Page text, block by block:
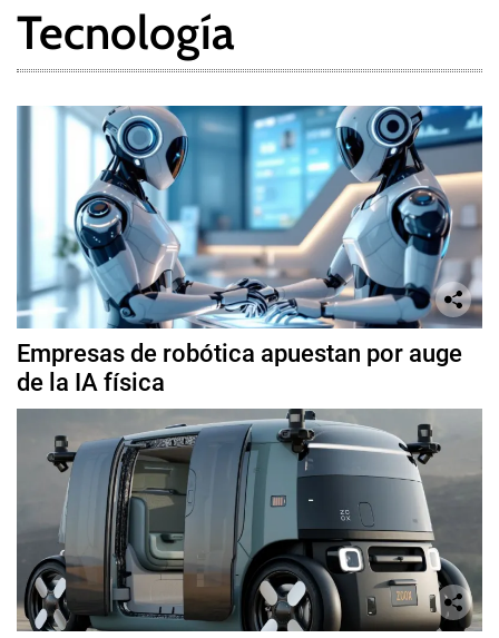
Tecnología
Empresas de robótica apuestan por auge
de la IA física